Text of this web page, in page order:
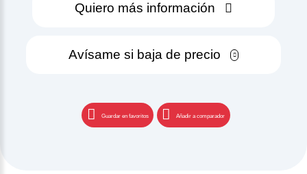
Quiero más información
Avísame si baja de precio
Guardar en favoritos Añadir a comparador